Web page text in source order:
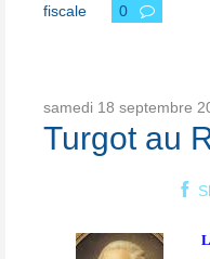
fiscale
0
samedi 18 septembre
Turgot au